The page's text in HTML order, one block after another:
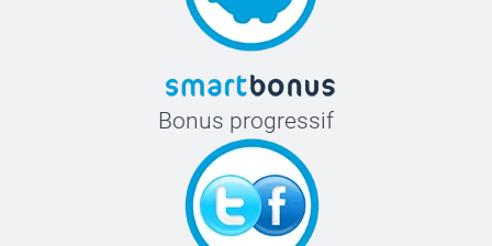
Bonus progressif